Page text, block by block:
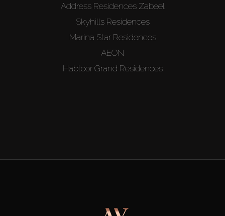
Address Residences Zabeel
Skyhills Residences
Marina Star Residences
AEON
Habtoor Grand Residences